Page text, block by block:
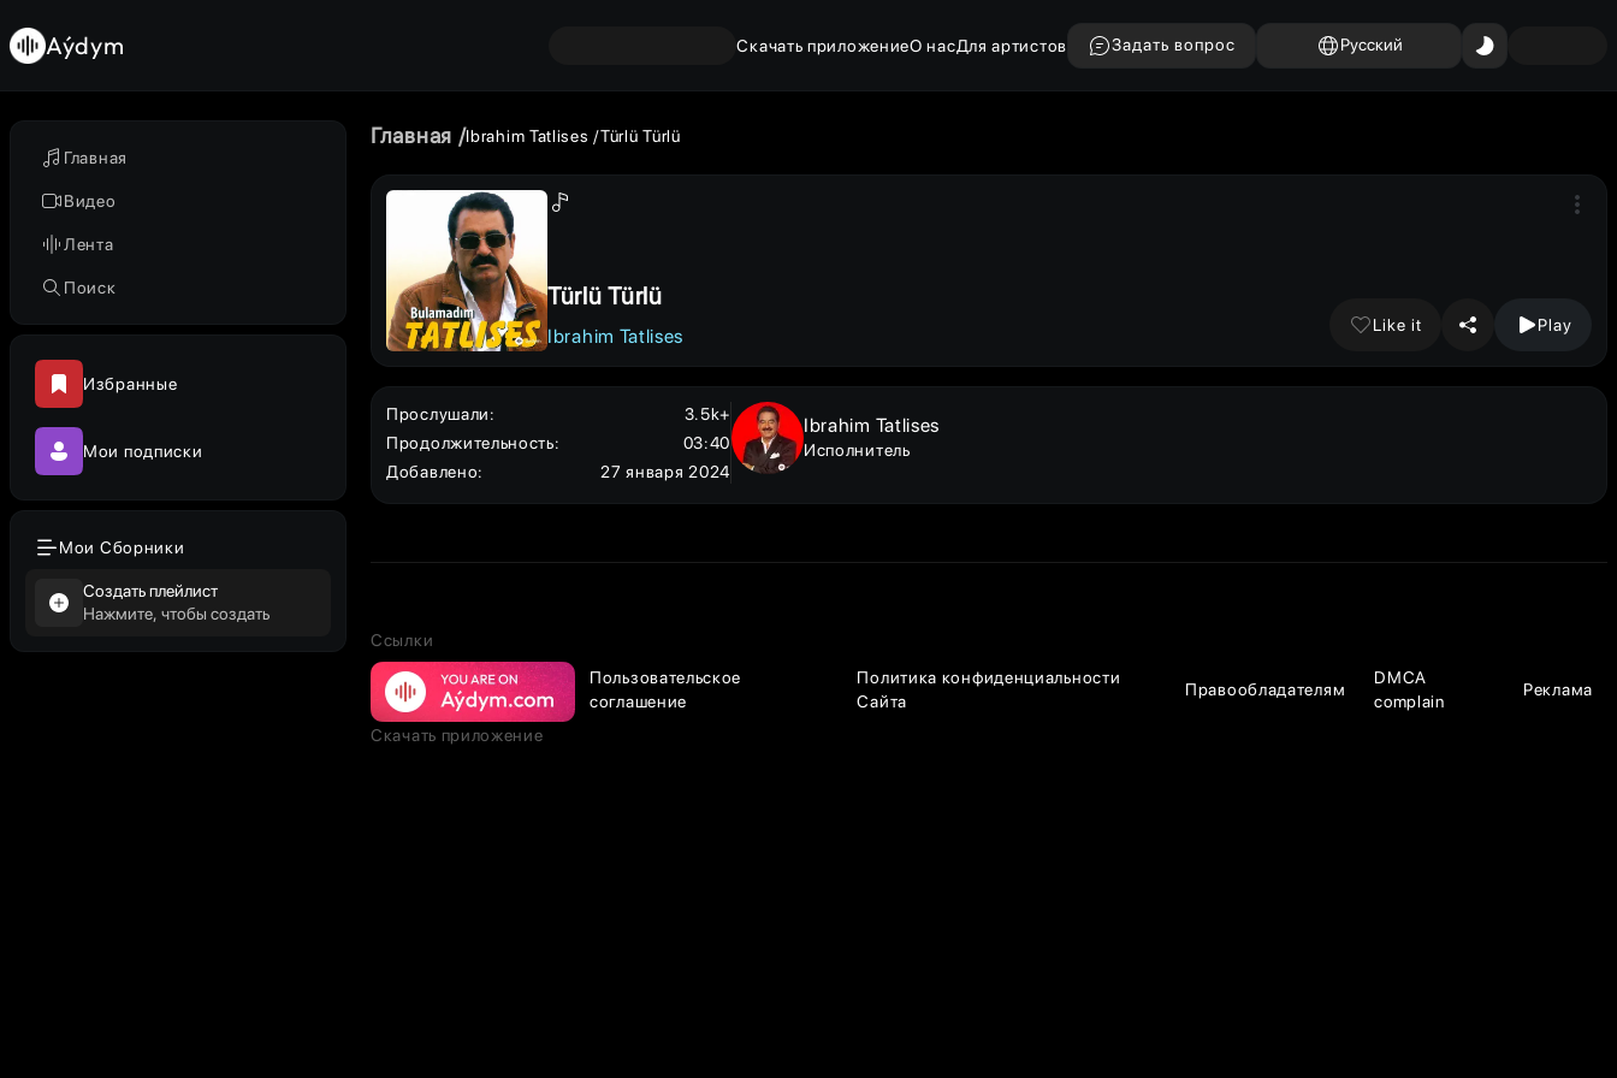
Главная
Видео
Лента
Поиск
Избранные
Мои подписки
Мои Сборники
Создать плейлист
Нажмите, чтобы создать
Aýdym Скачать приложениеО насДля артистов Задать вопрос Русский
Главная Ibrahim Tatlises Türlü Türlü
Türlü Türlü
Ibrahim Tatlises
Like it Play
Прослушали:
3.5k+
Продолжительность:
03:40
Добавлено: 27 января 2024
Ibrahim Tatlises
Исполнитель
Ссылки
Пользовательское
соглашение
Политика конфиденциальности
Сайта
Правообладателям
DMCA
complain
Реклама
Скачать приложение